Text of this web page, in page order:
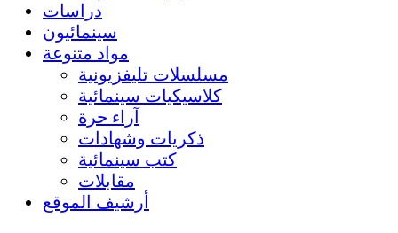
دراسات
سينمائيون
مواد متنوعة
مسلسلات تليفزيونية
كلاسيكيات سينمائية
آراء حرة
ذكريات وشهادات
كتب سينمائية
مقابلات
أرشيف الموقع